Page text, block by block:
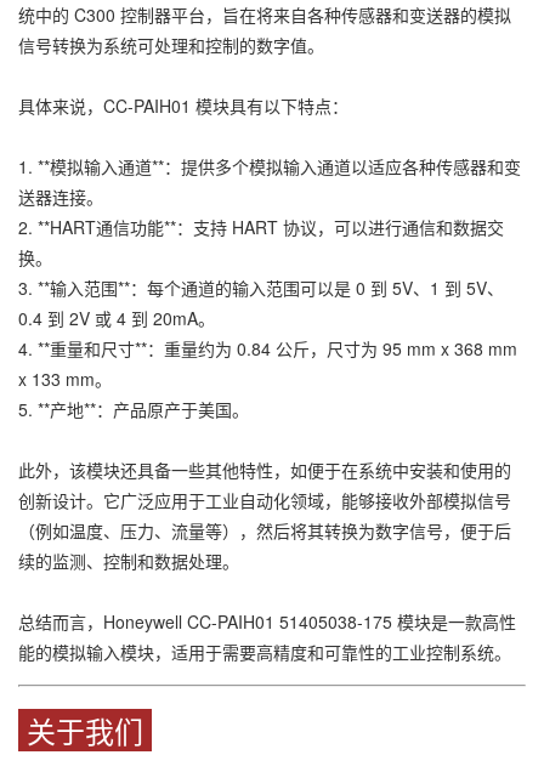
统中的 C300 控制器平台，旨在将来自各种传感器和变送器的模拟
信号转换为系统可处理和控制的数字值。
具体来说，CC-PAIH01 模块具有以下特点：
1. **模拟输入通道**：提供多个模拟输入通道以适应各种传感器和变
送器连接。
2. **HART通信功能**：支持 HART 协议，可以进行通信和数据交
换。
3. **输入范围**：每个通道的输入范围可以是 0 到 5V、1 到 5V、
0.4 到 2V 或 4 到 20mA。
4. **重量和尺寸**：重量约为 0.84 公斤，尺寸为 95 mm x 368 mm
x 133 mm。
5. **产地**：产品原产于美国。
此外，该模块还具备一些其他特性，如便于在系统中安装和使用的
创新设计。它广泛应用于工业自动化领域，能够接收外部模拟信号
（例如温度、压力、流量等），然后将其转换为数字信号，便于后
续的监测、控制和数据处理。
总结而言，Honeywell CC-PAIH01 51405038-175 模块是一款高性
能的模拟输入模块，适用于需要高精度和可靠性的工业控制系统。
关于我们